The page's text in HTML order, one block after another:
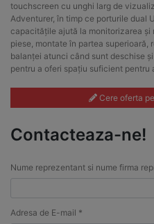
touchscreen cu unghi larg de
Adventurer, în timp ce porturile dual
capacitățile ajută la monitorizarea și
piese, montate în partea superioară,
balanței atunci când sunt deschise
pentru a oferi spațiu suficient pentru
Cere oferta
Contacteaza-ne!
Nume reprezentant si nume firma
Adresa de E-mail *